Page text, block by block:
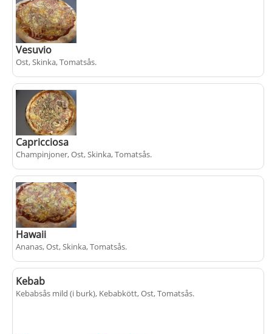
Vesuvio
Ost, Skinka, Tomatsås.
fr.från100 kr
Capricciosa
Champinjoner, Ost, Skinka, Tomatsås.
+ fr.från105 kr
Hawaii
Ananas, Ost, Skinka, Tomatsås.
+ fr.från105 kr populärt
Kebab
Kebabsås mild (i burk), Kebabkött, Ost, Tomatsås.